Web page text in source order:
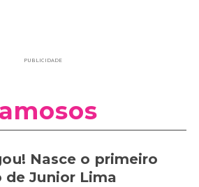
PUBLICIDADE
Nasce o primeiro
de Junior Lima